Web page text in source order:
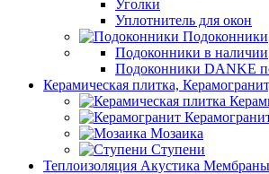
Уголки
Уплотнитель для окон
Подоконники
Подоконники в наличии
Подоконники DANKE
Керамическая плитка,
Мозаика
Ступени
Теплоизоляция Акустика Мембраны